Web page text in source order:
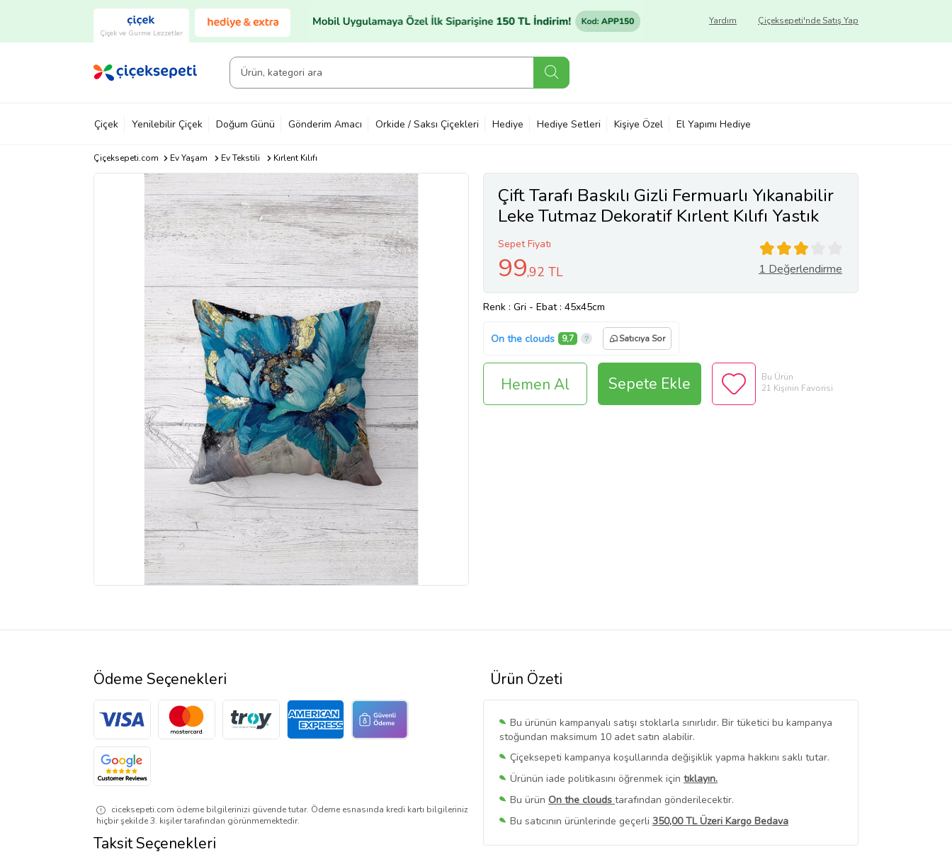
Çiçek ve Gurme Lezzetler
Çiçeksepeti'nde Satış Yap
Yardım
Çiçek Yenilebilir Çiçek Doğum Günü Gönderim Amacı Orkide / Saksı Çiçekleri Hediye Hediye Setleri Kişiye Özel El Yapımı Hediye
Çiçeksepeti.com Ev Yaşam Ev Tekstili Kırlent Kılıfı
Çift Tarafı Baskılı Gizli Fermuarlı Yıkanabilir
Leke Tutmaz Dekoratif Kırlent Kılıfı Yastık
Kılıfı (Gri)
Sepet Fiyatı
99,92 TL 1 Değerlendirme
Renk : Gri - Ebat : 45x45cm
On the clouds 9,7 Satıcıya Sor
Hemen Al Sepete Ekle
Bu Ürün
21 Kişinin Favorisi
Ürün Özeti
Bu ürünün kampanyalı satışı stoklarla sınırlıdır. Bir tüketici bu kampanya
stoğundan maksimum 10 adet satın alabilir.
Çiçeksepeti kampanya koşullarında değişiklik yapma hakkını saklı tutar.
Ürünün iade politikasını öğrenmek için tıklayın.
Bu ürün On the clouds tarafından gönderilecektir.
Bu satıcının ürünlerinde geçerli 350,00 TL Üzeri Kargo Bedava
Bu SatıcınınTüm Ürünlerini Görüntüle
Ödeme Seçenekleri
ciceksepeti.com ödeme bilgilerinizi güvende tutar. Ödeme esnasında kredi kartı bilgileriniz
hiçbir şekilde 3. kişiler tarafından görünmemektedir.
Taksit Seçenekleri